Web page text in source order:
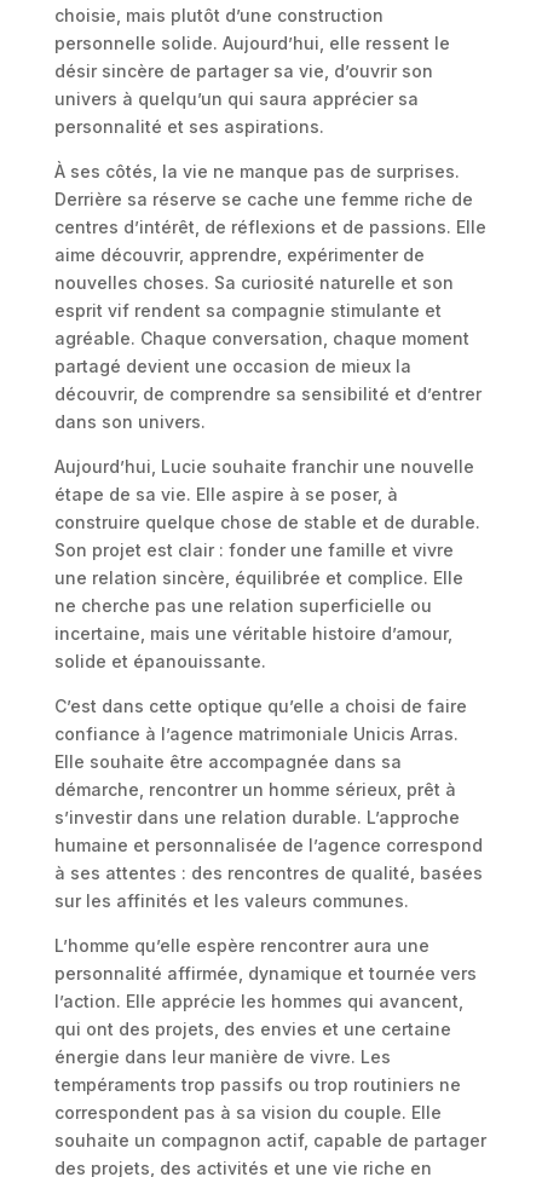
choisie, mais plutôt d’une construction
personnelle solide. Aujourd’hui, elle ressent le
désir sincère de partager sa vie, d’ouvrir son
univers à quelqu’un qui saura apprécier sa
personnalité et ses aspirations.
À ses côtés, la vie ne manque pas de surprises.
Derrière sa réserve se cache une femme riche de
centres d’intérêt, de réflexions et de passions. Elle
aime découvrir, apprendre, expérimenter de
nouvelles choses. Sa curiosité naturelle et son
esprit vif rendent sa compagnie stimulante et
agréable. Chaque conversation, chaque moment
partagé devient une occasion de mieux la
découvrir, de comprendre sa sensibilité et d’entrer
dans son univers.
Aujourd’hui, Lucie souhaite franchir une nouvelle
étape de sa vie. Elle aspire à se poser, à
construire quelque chose de stable et de durable.
Son projet est clair : fonder une famille et vivre
une relation sincère, équilibrée et complice. Elle
ne cherche pas une relation superficielle ou
incertaine, mais une véritable histoire d’amour,
solide et épanouissante.
C’est dans cette optique qu’elle a choisi de faire
confiance à l’agence matrimoniale Unicis Arras.
Elle souhaite être accompagnée dans sa
démarche, rencontrer un homme sérieux, prêt à
s’investir dans une relation durable. L’approche
humaine et personnalisée de l’agence correspond
à ses attentes : des rencontres de qualité, basées
sur les affinités et les valeurs communes.
L’homme qu’elle espère rencontrer aura une
personnalité affirmée, dynamique et tournée vers
l’action. Elle apprécie les hommes qui avancent,
qui ont des projets, des envies et une certaine
énergie dans leur manière de vivre. Les
tempéraments trop passifs ou trop routiniers ne
correspondent pas à sa vision du couple. Elle
souhaite un compagnon actif, capable de partager
des projets, des activités et une vie riche en